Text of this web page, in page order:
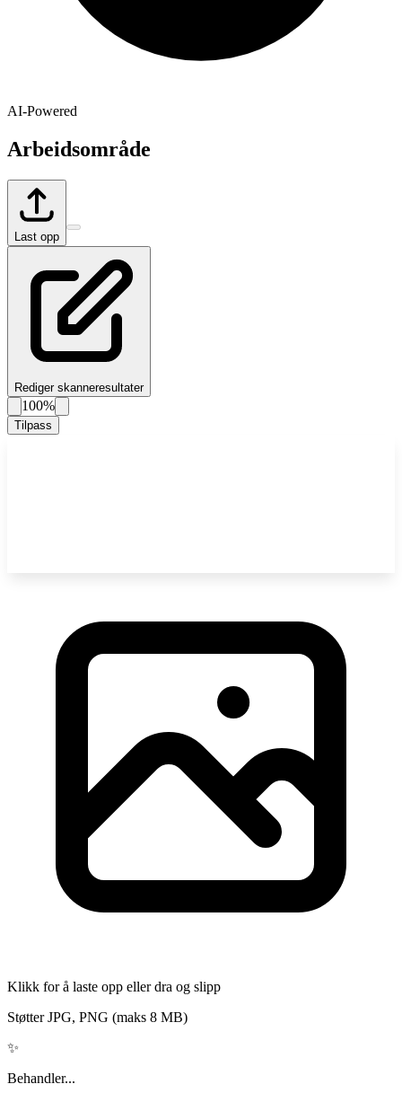
AI-Powered
Arbeidsområde
Last opp
Rediger skanneresultater
100%
Tilpass
Klikk for å laste opp eller dra og slipp
Støtter JPG, PNG (maks 8 MB)
✨
Behandler...